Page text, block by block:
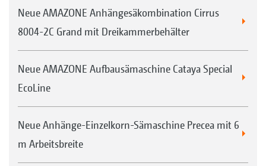
Neue AMAZONE Anhängesäkombination Cirrus
8004-2C Grand mit Dreikammerbehälter
Neue AMAZONE Aufbausämaschine Cataya Special
EcoLine
Neue Anhänge-Einzelkorn-Sämaschine Precea mit 6
m Arbeitsbreite